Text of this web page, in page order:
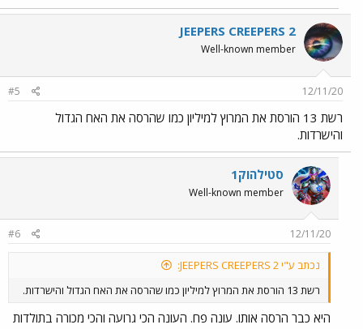
JEEPERS CREEPERS 2
Well-known member
12/11/20
#5
רשת 13 הורסת את המרוץ למיליון כמו שהרסה את האח הגדול
והישרדות.
סטילהוק1
Well-known member
12/11/20
#6
נכתב ע"י JEEPERS CREEPERS 2:
רשת 13 הורסת את המרוץ למיליון כמו שהרסה את האח הגדול והישרדות.
היא כבר הרסה אותו. עונה פח. העונה הכי גרועה והכי מכורה בתולדות